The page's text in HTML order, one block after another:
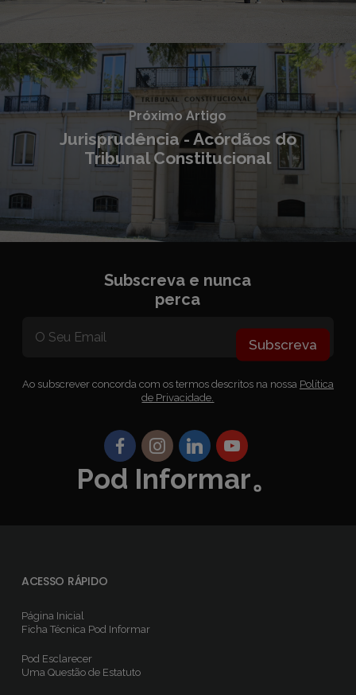
Próximo Artigo
Jurisprudência - Acórdãos do
Tribunal Constitucional
Subscreva e nunca
perca
Subscreva
Ao subscrever concorda com os termos descritos na nossa Política
de Privacidade.
Pod Informar。
ACESSO RÁPIDO
Página Inicial
Ficha TécnicaPod Informar
Pod Esclarecer
Uma Questão de Estatuto